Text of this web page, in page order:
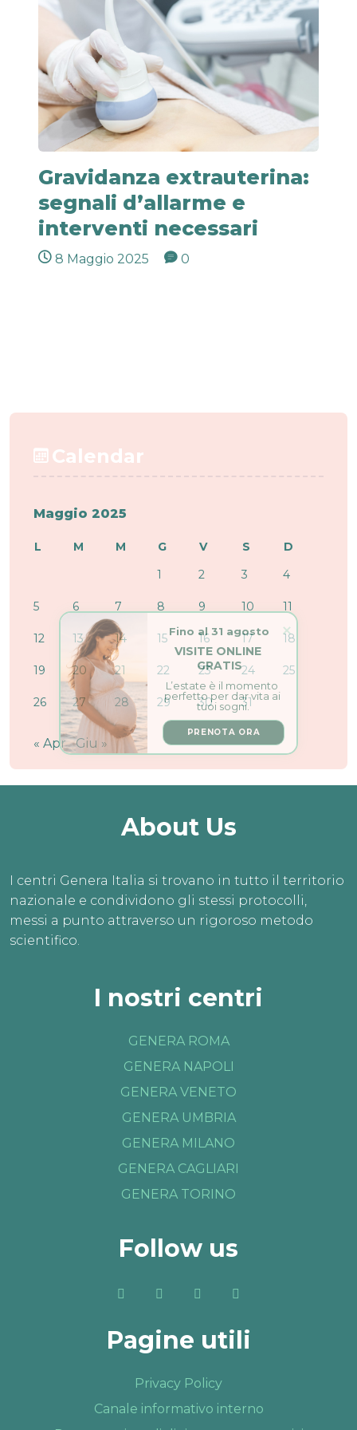
Gravidanza extrauterina:
segnali d’allarme e
interventi necessari
8 Maggio 2025 0
Calendar
Maggio 2025
L M M G V S
D
1
2 3 4
5 6 7 8 9 10 11
12 13 14 15 16 17 18
19 20 21 22 23 24 25
26 27 28 29 30 31
« Apr Giu »
About Us
I centri Genera Italia si trovano in tutto il territorio
nazionale e condividono gli stessi protocolli,
messi a punto attraverso un rigoroso metodo
scientifico.
I nostri centri
GENERA ROMA
GENERA NAPOLI
GENERA VENETO
GENERA UMBRIA
GENERA MILANO
GENERA CAGLIARI
GENERA TORINO
Follow us
Pagine utili
Privacy Policy
Canale informativo interno
VISITE ONLINE
GRATIS
L’estate è il momento
perfetto per dar vita ai
tuoi sogni.
PRENOTA ORA